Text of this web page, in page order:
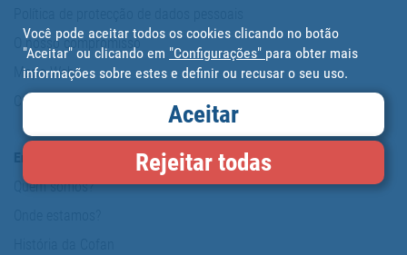
O nosso compromisso
Mapa Web
Cookies
Quem somos?
Você pode aceitar todos os cookies clicando no botão
"Aceitar" ou clicando em "Configurações" para obter mais
informações sobre estes e definir ou recusar o seu uso.
Aceitar
Rejeitar todas